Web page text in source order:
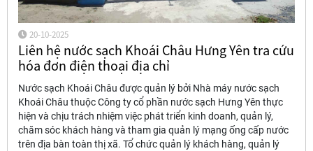
20-10-2025
Liên hệ nước sạch Khoái Châu Hưng Yên tra cứu
hóa đơn điện thoại địa chỉ
Nước sạch Khoái Châu được quản lý bởi Nhà máy nước sạch
Khoái Châu thuộc Công ty cổ phần nước sạch Hưng Yên thực
hiện và chịu trách nhiệm việc phát triển kinh doanh, quản lý,
chăm sóc khách hàng và tham gia quản lý mạng ống cấp nước
trên địa bàn toàn thị xã. Tổ chức quản lý khách hàng, quản lý